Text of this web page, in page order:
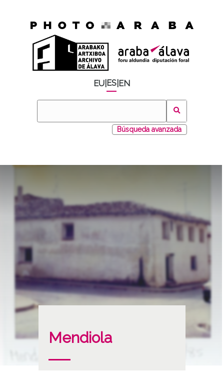
EU ES EN
Búsqueda avanzada
Mendiola